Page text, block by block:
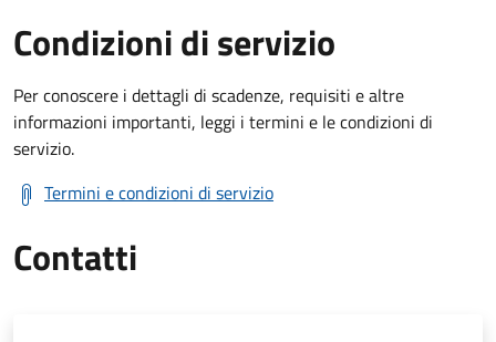
Condizioni di servizio
Per conoscere i dettagli di scadenze, requisiti e altre
informazioni importanti, leggi i termini e le condizioni di
servizio.
Termini e condizioni di servizio
Contatti